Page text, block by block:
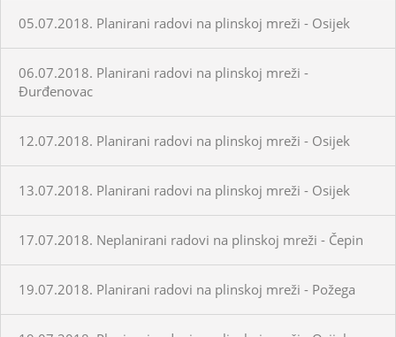
05.07.2018. Planirani radovi na plinskoj mreži - Osijek
06.07.2018. Planirani radovi na plinskoj mreži -
Đurđenovac
12.07.2018. Planirani radovi na plinskoj mreži - Osijek
13.07.2018. Planirani radovi na plinskoj mreži - Osijek
17.07.2018. Neplanirani radovi na plinskoj mreži - Čepin
19.07.2018. Planirani radovi na plinskoj mreži - Požega